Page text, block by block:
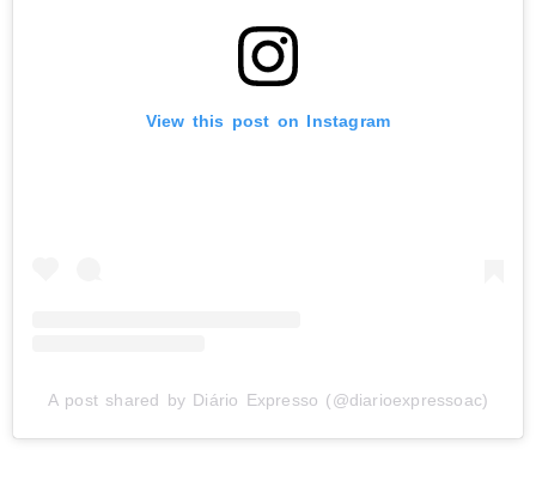
View this post on Instagram
A post shared by Diário Expresso (@diarioexpressoac)